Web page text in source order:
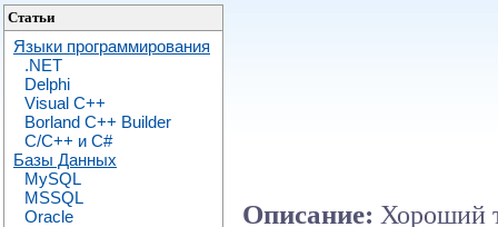
Статьи
Языки программирования
.NET
Delphi
Visual C++
Borland C++ Builder
C/С++ и C#
Базы Данных
MySQL
MSSQL
Oracle
Описание: Хороший